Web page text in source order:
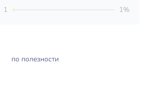
по полезности
1
1%